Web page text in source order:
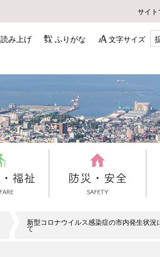
サイ
読み上げ ふりがな 文字サイズ
新型コロナウイルス感染症の市内発生状況
て